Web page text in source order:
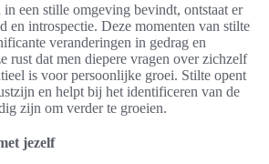
een stille omgeving bevindt, ontstaat er
en introspectie. Deze momenten van stilte
veranderingen in gedrag en
rust dat men diepere vragen over zichzelf
is voor persoonlijke groei. Stilte opent
en helpt bij het identificeren van de
zijn om verder te groeien.
jezelf